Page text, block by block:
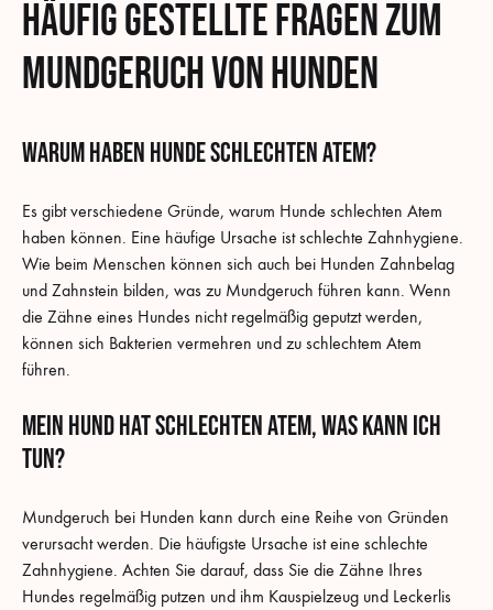
Häufig gestellte Fragen zum
Mundgeruch von Hunden
warum haben Hunde schlechten Atem?
Es gibt verschiedene Gründe, warum Hunde schlechten Atem
haben können. Eine häufige Ursache ist schlechte Zahnhygiene.
Wie beim Menschen können sich auch bei Hunden Zahnbelag
und Zahnstein bilden, was zu Mundgeruch führen kann. Wenn
die Zähne eines Hundes nicht regelmäßig geputzt werden,
können sich Bakterien vermehren und zu schlechtem Atem
führen.
Mein Hund hat schlechten Atem, was kann ich
tun?
Mundgeruch bei Hunden kann durch eine Reihe von Gründen
verursacht werden. Die häufigste Ursache ist eine schlechte
Zahnhygiene. Achten Sie darauf, dass Sie die Zähne Ihres
Hundes regelmäßig putzen und ihm Kauspielzeug und Leckerlis